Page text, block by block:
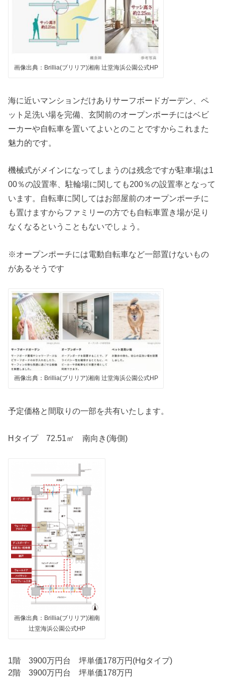
画像出典：Brillia(ブリリア)湘南 辻堂海浜公園公式HP
海に近いマンションだけありサーフボードガーデン、ペ
ット足洗い場を完備、玄関前のオープンポーチにはベビ
ーカーや自転車を置いてよいとのことですからこれまた
魅力的です。
機械式がメインになってしまうのは残念ですが駐車場は1
00％の設置率、駐輪場に関しても200％の設置率となって
います。自転車に関してはお部屋前のオープンポーチに
も置けますからファミリーの方でも自転車置き場が足り
なくなるということもないでしょう。
※オープンポーチには電動自転車など一部置けないもの
があるそうです
画像出典：Brillia(ブリリア)湘南 辻堂海浜公園公式HP
予定価格と間取りの一部を共有いたします。
Hタイプ 72.51㎡ 南向き(海側)
画像出典：Brillia(ブリリア)湘南
辻堂海浜公園公式HP
1階 3900万円台 坪単価178万円(Hgタイプ)
2階 3900万円台 坪単価178万円